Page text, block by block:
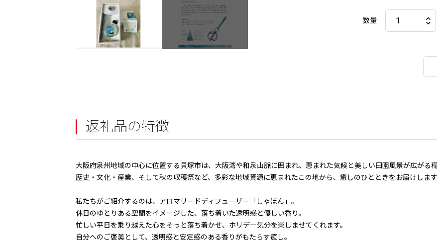
数量
返礼品の特徴
大阪府泉州地域の中心に位置する貝塚市は、大阪湾や和泉山脈に囲まれ、恵まれた気候と美しい田園風景が広がる穏
歴史・文化・産業、そして秋の収穫祭など、多彩な地域資源に恵まれたこの地から、癒しのひとときをお届けします
私たちがご紹介するのは、アロマリードディフューザー「しゃぼん」。
休日のゆとりある空間をイメージした、落ち着いた透明感と優しい香り。
忙しい平日を乗り越えた心をそっと落ち着かせ、ホリデー気分を楽しませてくれます。
自分へのご褒美として、透明感と安定感のある香りがもたらす癒し。